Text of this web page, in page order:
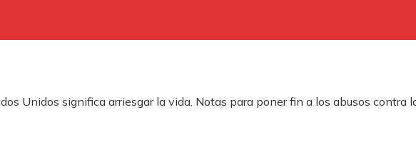
Unidos significa arriesgar la vida. Notas para poner fin a los abusos contra